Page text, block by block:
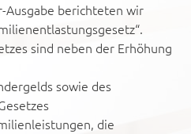
Ausgabe berichteten wir
sind neben der Erhöhung
sowie des
die